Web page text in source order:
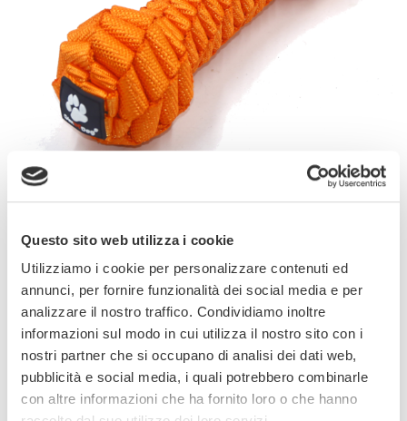
Questo sito web utilizza i cookie
Utilizziamo i cookie per personalizzare contenuti ed
annunci, per fornire funzionalità dei social media e per
analizzare il nostro traffico. Condividiamo inoltre
informazioni sul modo in cui utilizza il nostro sito con i
nostri partner che si occupano di analisi dei dati web,
pubblicità e social media, i quali potrebbero combinarle
con altre informazioni che ha fornito loro o che hanno
I nuovi giochi Stretch, disponibili in varie
forme e colori vivaci, sono durevoli e resistenti
e grazie alla loro struttura intrecciata
favoriscono l’igiene dentale quotidiana del
cane, il quale si divertirà a mordicchiarli
penetrando la superficie senza rovinarla e
godendosi, al contempo, un piacevole
massaggio gengivale. Sono inoltre molto
flessibili e permettono una maggiore
interazione cane/proprietario, per un doppio